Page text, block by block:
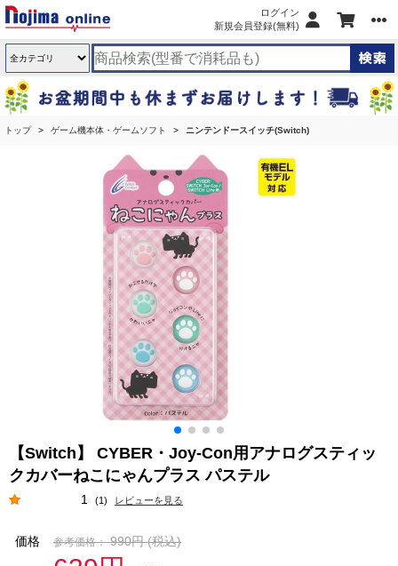
ログイン
新規会員登録(無料)
トップ ゲーム機本体・ゲームソフト ニンテンドースイッチ(Switch)
【Switch】 CYBER・Joy-Con用アナログスティッ
クカバーねこにゃんプラス パステル
1 (1) レビューを見る
価格 参考価格： 990円(税込)